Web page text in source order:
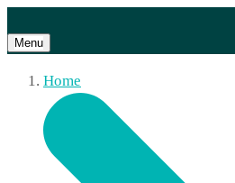
Menu
Home